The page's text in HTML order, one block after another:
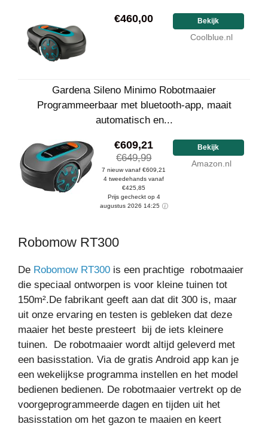
€460,00 Bekijk
Coolblue.nl
Gardena Sileno Minimo Robotmaaier
Programmeerbaar met bluetooth-app, maait
automatisch en...
€609,21
€649,99
7 nieuw vanaf €609,21
4 tweedehands vanaf
€425,85
Prijs gecheckt op 4
augustus 2026 14:25
Bekijk
Amazon.nl
Robomow RT300
De Robomow RT300 is een prachtige robotmaaier
die speciaal ontworpen is voor kleine tuinen tot
150m².De fabrikant geeft aan dat dit 300 is, maar
uit onze ervaring en testen is gebleken dat deze
maaier het beste presteert bij de iets kleinere
tuinen. De robotmaaier wordt altijd geleverd met
een basisstation. Via de gratis Android app kan je
een wekelijkse programma instellen en het model
bedienen bedienen. De robotmaaier vertrekt op de
voorgeprogrammeerde dagen en tijden uit het
basisstation om het gazon te maaien en keert